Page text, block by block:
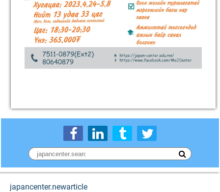
japancenter.newarticle